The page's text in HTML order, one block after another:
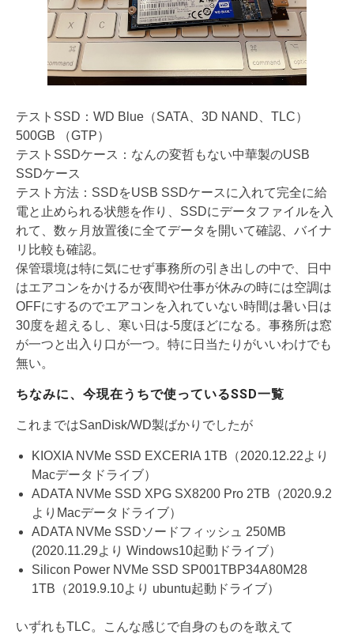
テストSSD：WD Blue（SATA、3D NAND、TLC）
500GB （GTP）
テストSSDケース：なんの変哲もない中華製のUSB
SSDケース
テスト方法：SSDをUSB SSDケースに入れて完全に給
電と止められる状態を作り、SSDにデータファイルを入
れて、数ヶ月放置後に全てデータを開いて確認、バイナ
リ比較も確認。
保管環境は特に気にせず事務所の引き出しの中で、日中
はエアコンをかけるが夜間や仕事が休みの時には空調は
OFFにするのでエアコンを入れていない時間は暑い日は
30度を超えるし、寒い日は-5度ほどになる。事務所は窓
が一つと出入り口が一つ。特に日当たりがいいわけでも
無い。
ちなみに、今現在うちで使っているSSD一覧
これまではSanDisk/WD製ばかりでしたが
KIOXIA NVMe SSD EXCERIA 1TB（2020.12.22より
Macデータドライブ）
ADATA NVMe SSD XPG SX8200 Pro 2TB（2020.9.2
よりMacデータドライブ）
ADATA NVMe SSDソードフィッシュ 250MB
(2020.11.29より Windows10起動ドライブ）
Silicon Power NVMe SSD SP001TBP34A80M28
1TB（2019.9.10より ubuntu起動ドライブ）
いずれもTLC。こんな感じで自身のものを敢えて